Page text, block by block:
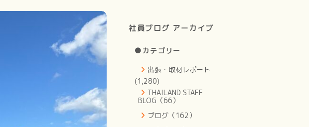
社員ブログ アーカイブ
●カテゴリー
出張・取材レポート
(1,280)
THAILAND STAFF
BLOG（66）
ブログ（162）